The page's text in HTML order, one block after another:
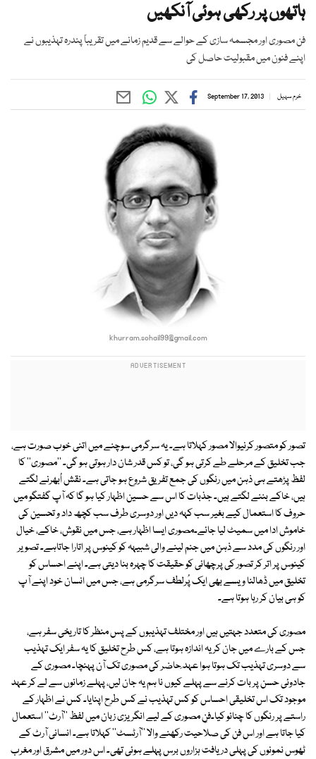
ہاتھوں پر رکھی ہوئی آنکھیں
فن مصوری اور مجسمہ سازی کے حوالے سے قدیم زمانے میں تقریباً پندرہ تہذیبوں نے
اپنے فنون میں مقبولیت حاصل کی
خرم سہیل September 17, 2013
khurram.sohail99@gmail.com
تصور کو متصور کرنیوالا مصور کہلاتا ہے۔ یہ سرگرمی سوچنے میں اتنی خوب صورت ہے،
جب تخلیق کے مرحلے طے کرتی ہو گی، تو کس قدر شان دار ہوتی ہو گی۔ ''مصوری'' کا
لفظ پڑھتے ہی ذہن میں رنگوں کی جمع تفریق شروع ہو جاتی ہے۔ نقش اُبھرنے لگتے
ہیں، خاکے بننے لگتے ہیں۔ جذبات کا اس سے حسین اظہار کیا ہو گا کہ آپ گفتگو میں
حروف کا استعمال کیے بغیر سب کہہ دیں اور دوسری طرف سب کچھ داد و تحسین کی
خاموش ادا میں سمیٹ لیا جائے۔مصوری ایسا اظہار ہے، جس میں نقوش، خاکے، خیال
اور رنگوں کی مدد سے ذہن میں جنم لینے والی شبیہہ کو کینوس پر اتارا جاتاہے۔ تصویر
کینوس پر اتر کر تصور کی پرچھائی کو حقیقت کا چہرہ بنا دیتی ہے۔ اپنے احساس کو
تخلیق میں ڈھالنا ویسے بھی ایک پُرلطف سرگرمی ہے، جس میں انسان خود اپنے آپ
کو ہی بیان کر رہا ہوتا ہے۔
مصوری کی متعدد جہتیں ہیں اور مختلف تہذیبوں کے پس منظر کا تاریخی سفر ہے،
جس کے بارے میں جان کر یہ اندازہ ہوتا ہے، کس طرح تخلیق کا یہ سفر ایک تہذیب
سے دوسری تہذیب تک ہوتا ہوا عہد ِحاضر کی مصوری تک آن پہنچا۔ مصوری کے
جادوئی حسن پر بات کرنے سے پہلے کیوں نا ہم یہ جان لیں، پہلے زمانوں سے لے کر عہد
موجود تک اس تخلیقی احساس کو کس تہذیب نے کس طرح اپنایا۔ کس نے اظہار کے
راستے پر رنگوں کا چنائو کیا۔فنِ مصوری کے لیے انگریزی زبان میں لفظ ''آرٹ'' استعمال
کیا جاتا ہے اور اس فن کی صلاحیت رکھنے والا ''آرٹسٹ'' کہلاتا ہے۔ انسانی آرٹ کے
ٹھوس نمونوں کی پہلی دریافت ہزاروں برس پہلے ہوئی تھی۔ اس دور میں مشرق اور مغرب